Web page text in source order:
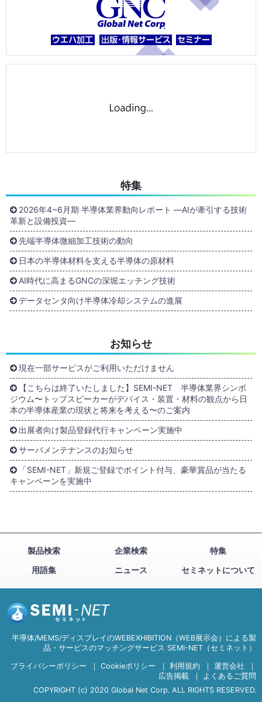
特集
2026年4~6月期 半導体業界動向レポート ―AIが牽引する技術
革新と設備投資―
先端半導体微細加工技術の動向
日本の半導体材料を支える半導体の原材料
AI時代に高まるGNCの深堀エッチング技術
データセンタ向け半導体冷却システムの進展
お知らせ
現在一部サービスがご利用いただけません
【こちらは終了いたしました】SEMI-NET 半導体業界シンポ
ジウム〜トップスピーカーがデバイス・装置・材料の観点から日
本の半導体産業の現状と将来を考える〜のご案内
出展者向け製品登録代行キャンペーン実施中
サーバメンテナンスのお知らせ
「SEMI-NET」新規ご登録でポイント付与、豪華賞品が当たる
キャンペーンを実施中
製品検索 企業検索
特集
用語集
ニュース セミネットについて
半導体/MEMS/ディスプレイのWEBEXHIBITION（WEB展示会）による製
品・サービスのマッチングサービス SEMI-NET（セミネット）
プライバシーポリシー ｜ Cookieポリシー ｜ 利用規約 ｜ 運営会社
｜
広告掲載
｜
よくあるご質問
COPYRIGHT (c) 2020 Global Net Corp. ALL RIGHTS RESERVED.